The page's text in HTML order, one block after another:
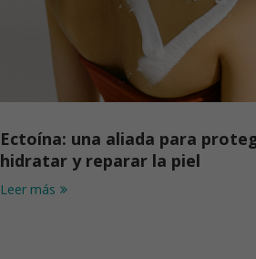
Ectoína: una aliada para
hidratar y reparar la piel
Leer más